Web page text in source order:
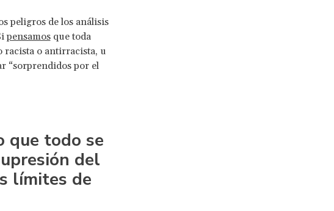
peligros de los análisis
pensamosque toda
racista o antirracista, u
“sorprendidos por el
que todo se
del
límites de